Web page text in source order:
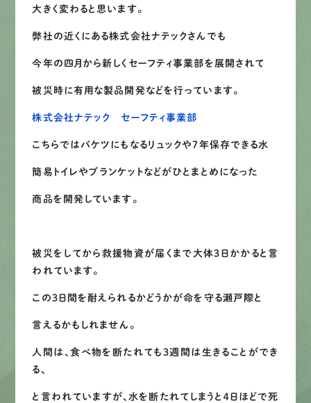
0120-44-2605
定休日 日曜・祝日
Webお問い合わせ
LINEでお手軽相談
大きく変わると思います。
弊社の近くにある株式会社ナテックさんでも
今年の四月から新しくセーフティ事業部を展開されて
被災時に有用な製品開発などを行っています。
株式会社ナテック セーフティ事業部
こちらではバケツにもなるリュックや７年保存できる水
簡易トイレやブランケットなどがひとまとめになった
商品を開発しています。
被災をしてから救援物資が届くまで大体３日かかると言
われています。
この３日間を耐えられるかどうかが命を守る瀬戸際と
言えるかもしれません。
人間は、食べ物を断たれても３週間は生きることができ
る、
と言われていますが、水を断たれてしまうと４日ほどで死